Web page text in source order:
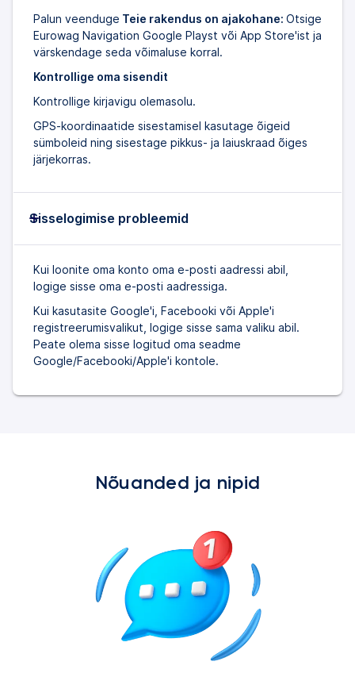
Palun veenduge Teie rakendus on ajakohane: Otsige
Eurowag Navigation Google Playst või App Store'ist ja
värskendage seda võimaluse korral.
Kontrollige oma sisendit
Kontrollige kirjavigu olemasolu.
GPS-koordinaatide sisestamisel kasutage õigeid
sümboleid ning sisestage pikkus- ja laiuskraad õiges
järjekorras.
Sisselogimise probleemid
Kui loonite oma konto oma e-posti aadressi abil,
logige sisse oma e-posti aadressiga.
Kui kasutasite Google'i, Facebooki või Apple'i
registreerumisvalikut, logige sisse sama valiku abil.
Peate olema sisse logitud oma seadme
Google/Facebooki/Apple'i kontole.
Nõuanded ja nipid